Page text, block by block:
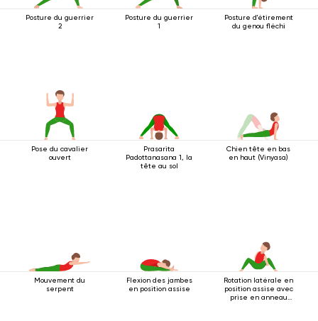
Posture du guerrier
2
Posture du guerrier
1
Posture d'étirement
du genou fléchi
Pose du cavalier
ouvert
Prasarita
Padottanasana 1, la
tête au sol
Chien tête en bas
en haut (Vinyasa)
Mouvement du
serpent
Flexion des jambes
en position assise
Rotation latérale en
position assise avec
prise en anneau